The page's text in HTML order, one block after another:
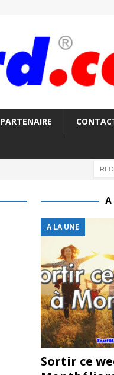
PARTENAIRE
A
A LA UNE
Sortir ce